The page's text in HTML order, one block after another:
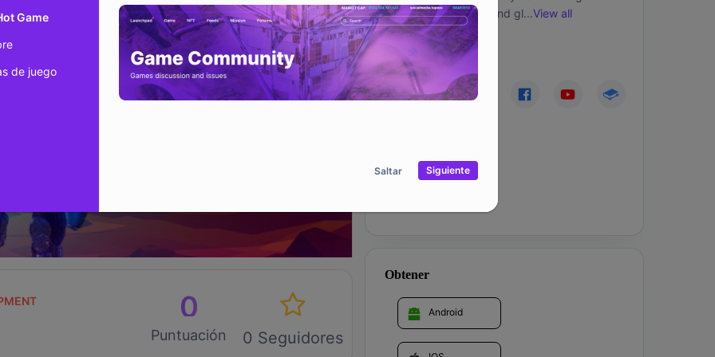
Game
de juego
Saltar Siguiente
0
Puntuación 0 Seguidores
other players for fun and glory. It is a
metaverse gaming ecosystem that aims to
connect various Crypto-communities to a
single platform by offering a PlaytoEarn PvP
Combat game with Cryptocoins Avatar
warriors. Now gamers can express their love
...View all
Comunidad
Obtener
Android